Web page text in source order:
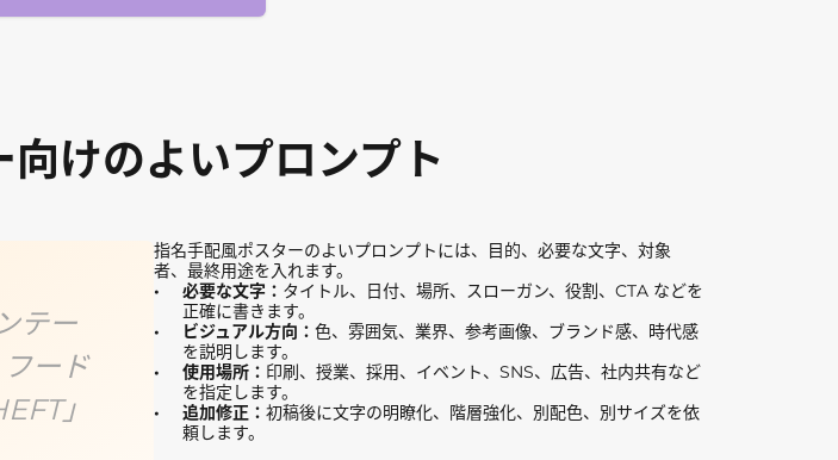
けのよいプロンプト
テー
ード
」
指名手配風ポスターのよいプロンプトには、目的、必要な文字、対象
者、最終用途を入れます。
必要な文字： タイトル、日付、場所、スローガン、役割、CTA などを
正確に書きます。
ビジュアル方向： 色、雰囲気、業界、参考画像、ブランド感、時代感
を説明します。
使用場所： 印刷、授業、採用、イベント、SNS、広告、社内共有など
を指定します。
追加修正： 初稿後に文字の明瞭化、階層強化、別配色、別サイズを依
頼します。